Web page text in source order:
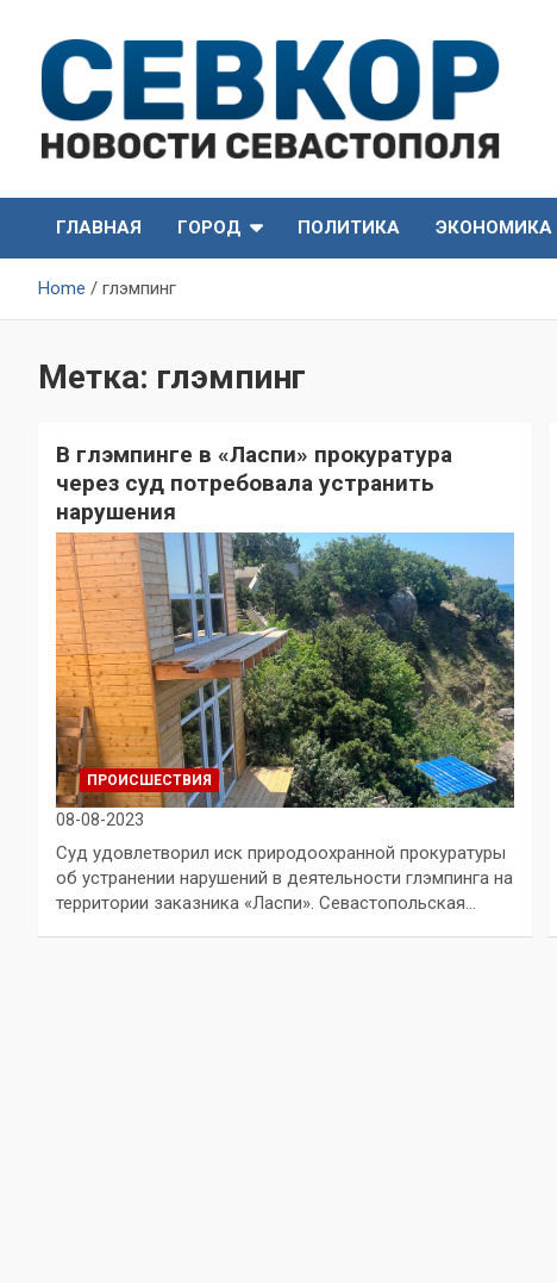
content
СевКор — Новости
Севастополя
Севастополя
ГЛАВНАЯ
ГОРОД ПОЛИТИКА ЭКОНОМИКА
Home глэмпинг
Метка: глэмпинг
В глэмпинге в «Ласпи» прокуратура
через суд потребовала устранить
нарушения
ПРОИСШЕСТВИЯ
08-08-2023
Суд удовлетворил иск природоохранной прокуратуры
об устранении нарушений в деятельности глэмпинга на
территории заказника «Ласпи». Севастопольская…